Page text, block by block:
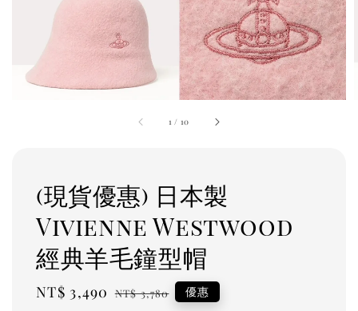
1 / 10
(現貨優惠) 日本製
Vivienne Westwood
經典羊毛鐘型帽
Sale
NT$ 3,490 Regular
NT$ 3,780 優惠